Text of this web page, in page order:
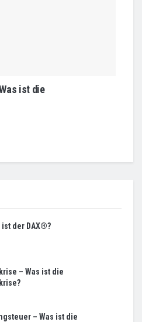
ist die
ist der DAX®?
– Was ist die
– Was ist die